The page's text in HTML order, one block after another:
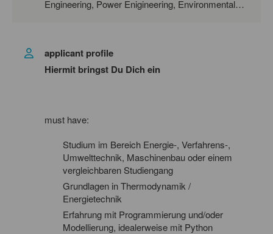
Engineering, Power Enigineering, Environmental
applicant profile
Hiermit bringst Du Dich ein
must have:
Studium im Bereich Energie-, Verfahrens-,
Umwelttechnik, Maschinenbau oder einem
vergleichbaren Studiengang
Grundlagen in Thermodynamik /
Energietechnik
Erfahrung mit Programmierung und/oder
Modellierung, idealerweise mit Python